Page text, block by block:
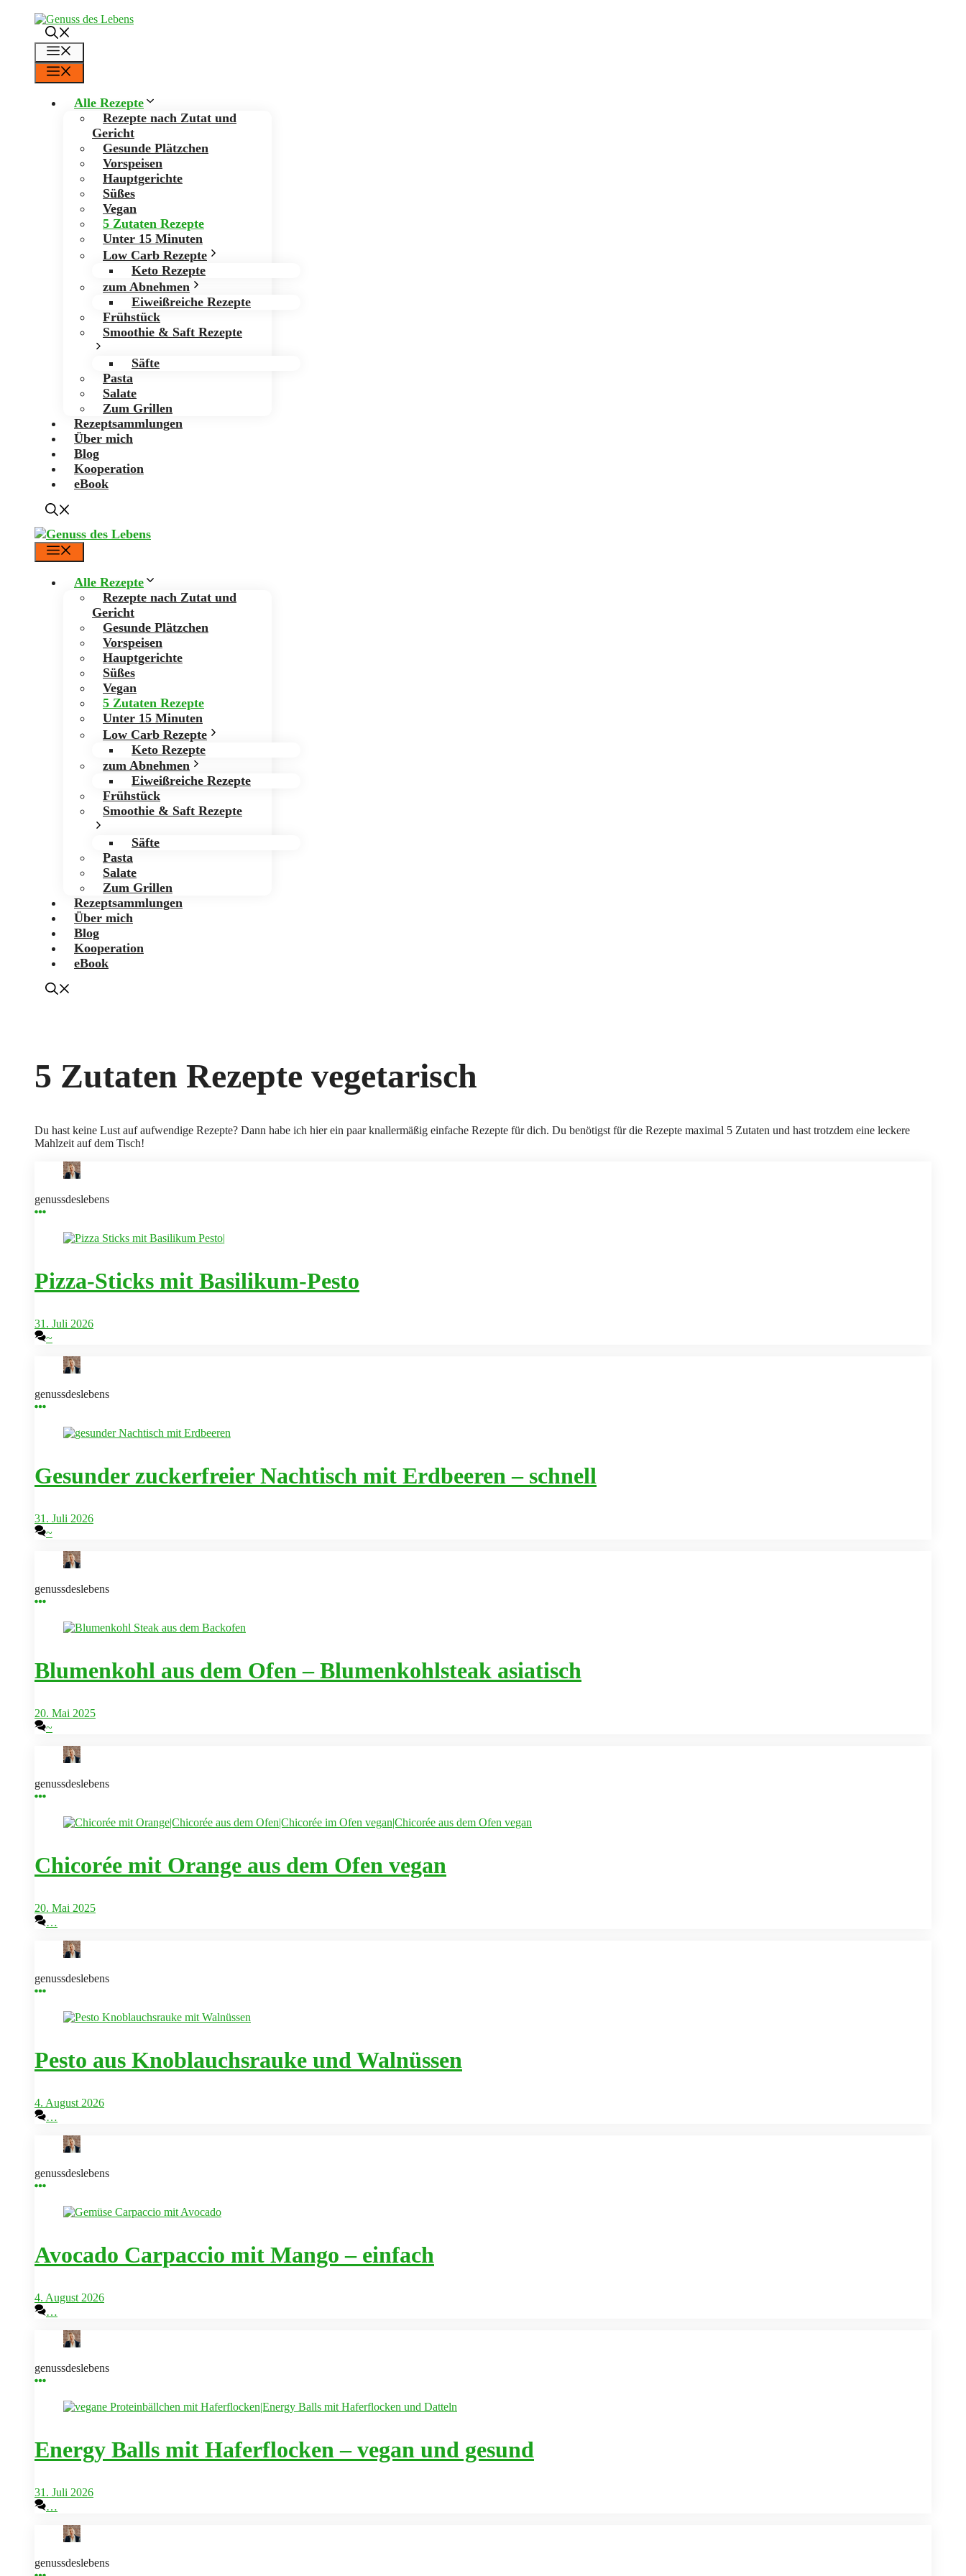
Alle Rezepte
Rezepte nach Zutat und
Gericht
Gesunde Plätzchen
Vorspeisen
Hauptgerichte
Süßes
Vegan
5 Zutaten Rezepte
Unter 15 Minuten
Low Carb Rezepte
Keto Rezepte
zum Abnehmen
Eiweißreiche Rezepte
Frühstück
Smoothie & Saft Rezepte
Säfte
Pasta
Salate
Zum Grillen
Rezeptsammlungen
Über mich
Blog
Kooperation
eBook
Alle Rezepte
Rezepte nach Zutat und
Gericht
Gesunde Plätzchen
Vorspeisen
Hauptgerichte
Süßes
Vegan
5 Zutaten Rezepte
Unter 15 Minuten
Low Carb Rezepte
Keto Rezepte
zum Abnehmen
Eiweißreiche Rezepte
Frühstück
Smoothie & Saft Rezepte
Säfte
Pasta
Salate
Zum Grillen
Rezeptsammlungen
Über mich
Blog
Kooperation
eBook
5 Zutaten Rezepte vegetarisch
Du hast keine Lust auf aufwendige Rezepte? Dann habe ich hier ein paar knallermäßig einfache Rezepte für dich. Du benötigst für die Rezepte maximal 5 Zutaten und hast trotzdem eine leckere
Mahlzeit auf dem Tisch!
genussdeslebens
Pizza-Sticks mit Basilikum-Pesto
31. Juli 2026
~
genussdeslebens
Gesunder zuckerfreier Nachtisch mit Erdbeeren – schnell
31. Juli 2026
~
genussdeslebens
Blumenkohl aus dem Ofen – Blumenkohlsteak asiatisch
20. Mai 2025
~
genussdeslebens
Chicorée mit Orange aus dem Ofen vegan
20. Mai 2025
…
genussdeslebens
Pesto aus Knoblauchsrauke und Walnüssen
4. August 2026
…
genussdeslebens
Avocado Carpaccio mit Mango – einfach
4. August 2026
…
genussdeslebens
Energy Balls mit Haferflocken – vegan und gesund
31. Juli 2026
…
genussdeslebens